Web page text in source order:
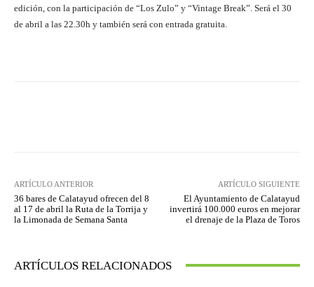
edición, con la participación de “Los Zulo” y “Vintage Break”. Será el 30
de abril a las 22.30h y también será con entrada gratuita.
ARTÍCULO ANTERIOR
36 bares de Calatayud ofrecen del 8
al 17 de abril la Ruta de la Torrija y
la Limonada de Semana Santa
ARTÍCULO SIGUIENTE
El Ayuntamiento de Calatayud
invertirá 100.000 euros en mejorar
el drenaje de la Plaza de Toros
ARTÍCULOS RELACIONADOS